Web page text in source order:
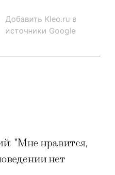
Добавить Kleo.ru в
источники Google